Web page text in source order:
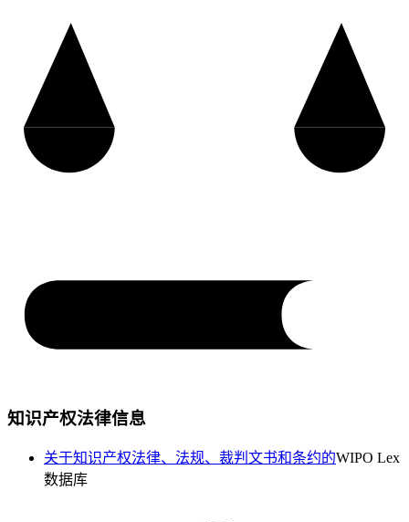
知识产权法律信息
关于知识产权法律、法规、裁判文书和条约的WIPO Lex
数据库